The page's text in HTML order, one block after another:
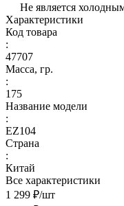
Не является
Характеристики
Код товара
:
47707
Масса, гр.
:
175
Название модели
:
EZ104
Страна
:
Китай
Все характеристики
1 299 ₽/шт